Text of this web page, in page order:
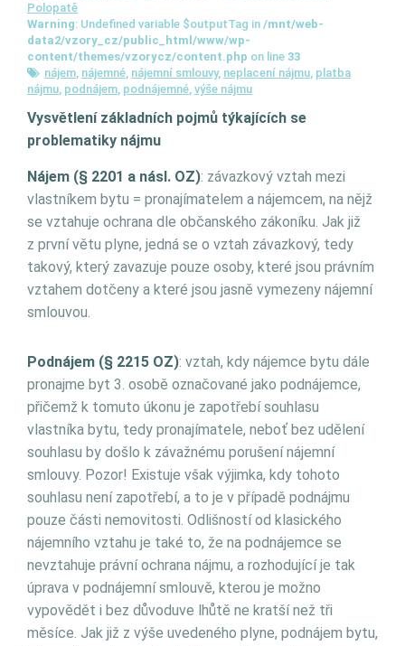
Polopatě
Warning: Undefined variable $outputTag in /mnt/web-
data2/vzory_cz/public_html/www/wp-
content/themes/vzorycz/content.php on line 33
nájem, nájemné, nájemní smlouvy, neplacení nájmu, platba
nájmu, podnájem, podnájemné, výše nájmu
Vysvětlení základních pojmů týkajících se
problematiky nájmu
Nájem (§ 2201 a násl. OZ): závazkový vztah mezi
vlastníkem bytu = pronajímatelem a nájemcem, na nějž
se vztahuje ochrana dle občanského zákoníku. Jak již
z první větu plyne, jedná se o vztah závazkový, tedy
takový, který zavazuje pouze osoby, které jsou právním
vztahem dotčeny a které jsou jasně vymezeny nájemní
smlouvou.
Podnájem (§ 2215 OZ): vztah, kdy nájemce bytu dále
pronajme byt 3. osobě označované jako podnájemce,
přičemž k tomuto úkonu je zapotřebí souhlasu
vlastníka bytu, tedy pronajímatele, neboť bez udělení
souhlasu by došlo k závažnému porušení nájemní
smlouvy. Pozor! Existuje však výjimka, kdy tohoto
souhlasu není zapotřebí, a to je v případě podnájmu
pouze části nemovitosti. Odlišností od klasického
nájemního vztahu je také to, že na podnájemce se
nevztahuje právní ochrana nájmu, a rozhodující je tak
úprava v podnájemní smlouvě, kterou je možno
vypovědět i bez důvoduve lhůtě ne kratší než tři
měsíce. Jak již z výše uvedeného plyne, podnájem bytu,